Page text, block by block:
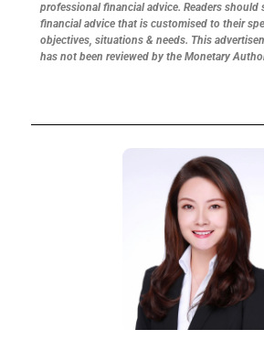
professional financial advice. Readers should
financial advice that is customised to their
objectives, situations & needs. This
has not been reviewed by the Monetary